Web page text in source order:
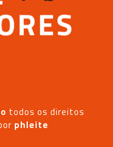
todos os direitos
phleite